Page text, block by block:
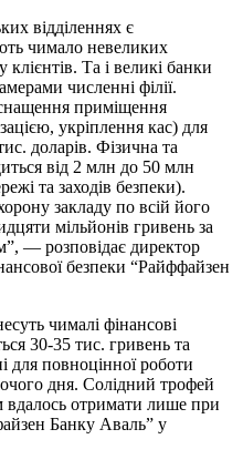
відділеннях є
чимало невеликих
Та і великі банки
численні філії.
приміщення
укріплення кас) для
доларів. Фізична та
від 2 млн до 50 млн
та заходів безпеки).
закладу по всій його
мільйонів гривень за
— розповідає директор
безпеки “Райффайзен
чималі фінансові
30-35 тис. гривень та
для повноцінної роботи
дня. Солідний трофей
вдалось отримати лише при
Банку Аваль” у